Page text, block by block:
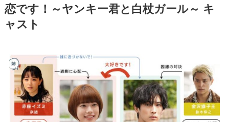
恋です！～ヤンキー君と白杖ガール～ キ
ャスト